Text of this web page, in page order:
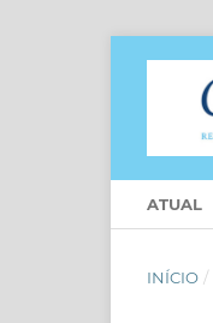
ATUAL
INÍCIO /